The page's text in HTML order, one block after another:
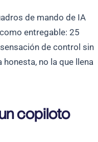
de mando de IA
entregable: 25
de control sin
no la que llena
copiloto